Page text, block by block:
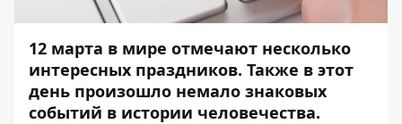
12 марта в мире отмечают несколько
интересных праздников. Также в этот
день произошло немало знаковых
событий в истории человечества.